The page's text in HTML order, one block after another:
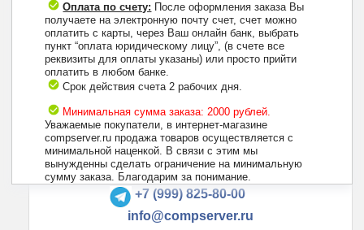
Оплата по счету: После оформления заказа Вы
получаете на электронную почту счет, счет можно
оплатить с карты, через Ваш онлайн банк, выбрать
пункт “оплата юридическому лицу”, (в счете все
реквизиты для оплаты указаны) или просто прийти
оплатить в любом банке.
Срок действия счета 2 рабочих дня.
Минимальная сумма заказа: 2000 рублей.
Уважаемые покупатели, в интернет-магазине
compserver.ru продажа товаров осуществляется с
минимальной наценкой. В связи с этим мы
вынужденны сделать ограничение на минимальную
сумму заказа. Благодарим за понимание.
+7 (495) 223-13-47
+7 (999) 825-80-00
info@compserver.ru